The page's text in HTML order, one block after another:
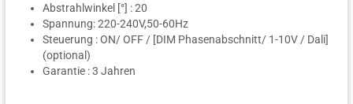
Abstrahlwinkel [°] : 20
Spannung: 220-240V,50-60Hz
Steuerung : ON/ OFF / [DIM Phasenabschnitt/ 1-10V / Dali]
(optional)
Garantie : 3 Jahren